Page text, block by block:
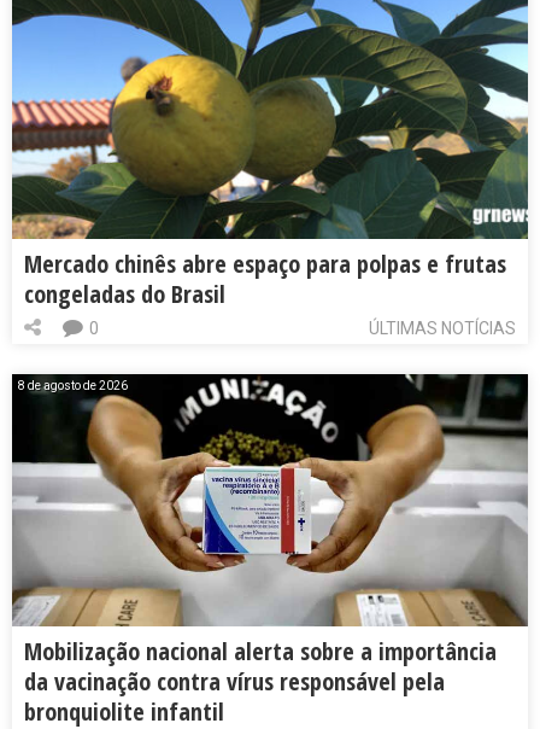
Mercado chinês abre espaço para polpas e frutas
congeladas do Brasil
ÚLTIMAS NOTÍCIAS
0
8 de agosto de 2026
Mobilização nacional alerta sobre a importância
da vacinação contra vírus responsável pela
bronquiolite infantil